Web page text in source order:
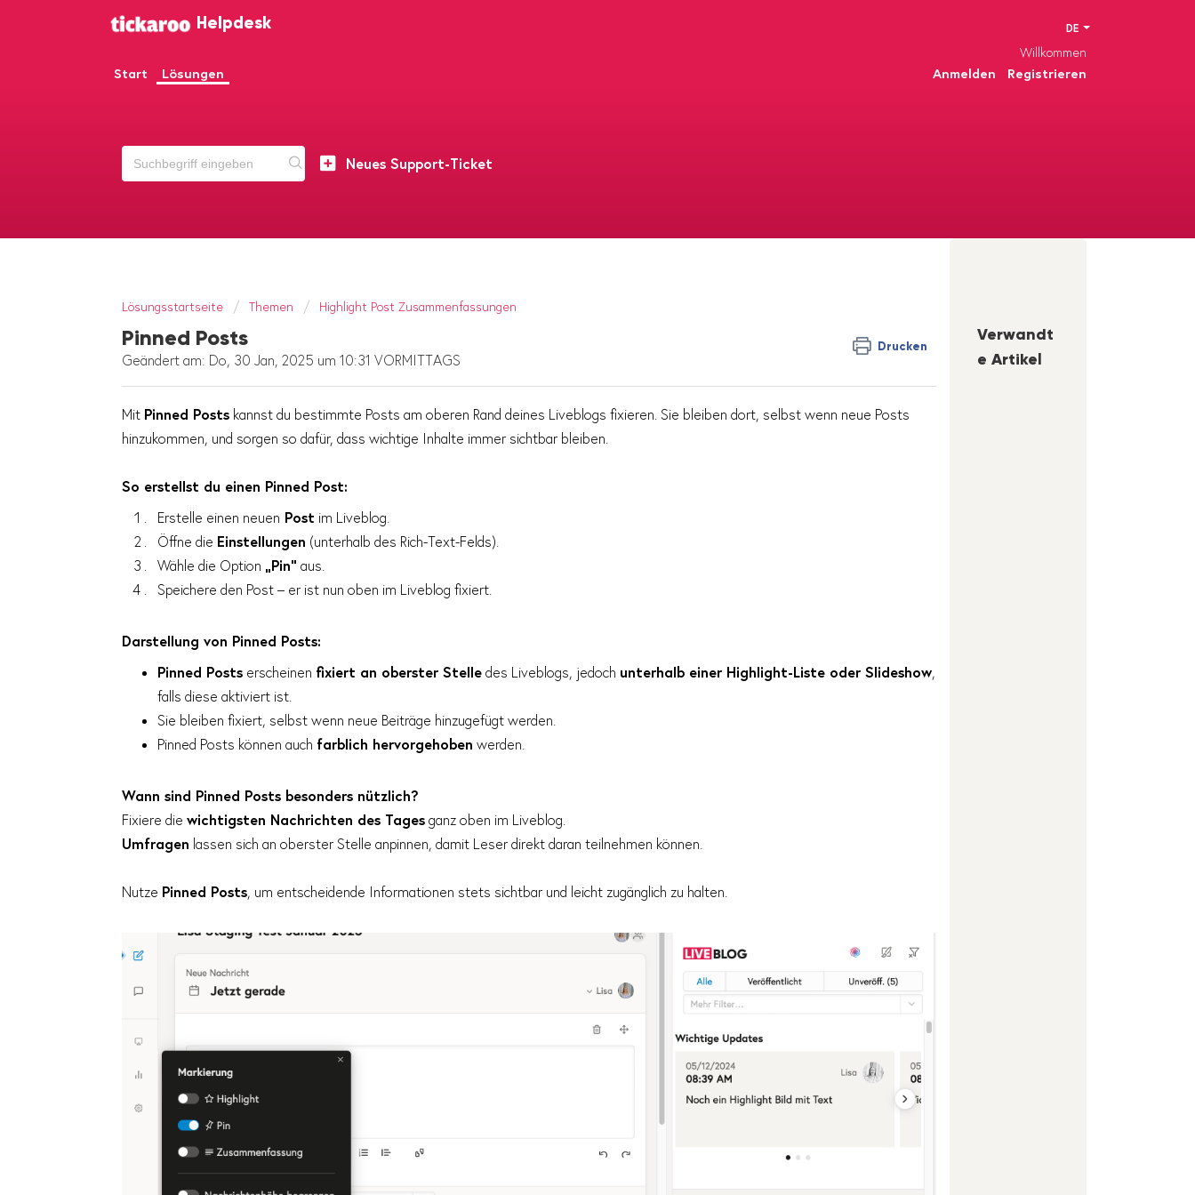
Helpdesk DE
Willkommen
Anmelden
Registrieren
Start Lösungen
Neues Support-Ticket
Lösungsstartseite Themen Highlight Post Zusammenfassungen
Pinned Posts Drucken
Geändert am: Do, 30 Jan, 2025 um 10:31 VORMITTAGS
Mit Pinned Posts kannst du bestimmte Posts am oberen Rand deines Liveblogs fixieren. Sie bleiben dort, selbst wenn neue Posts
hinzukommen, und sorgen so dafür, dass wichtige Inhalte immer sichtbar bleiben.
So erstellst du einen Pinned Post:
Erstelle einen neuen Post im Liveblog.
Öffne die Einstellungen (unterhalb des Rich-Text-Felds).
Wähle die Option „Pin“ aus.
Speichere den Post – er ist nun oben im Liveblog fixiert.
Darstellung von Pinned Posts:
Pinned Posts erscheinen fixiert an oberster Stelle des Liveblogs, jedoch unterhalb einer Highlight-Liste oder Slideshow,
falls diese aktiviert ist.
Sie bleiben fixiert, selbst wenn neue Beiträge hinzugefügt werden.
Pinned Posts können auch farblich hervorgehoben werden.
Wann sind Pinned Posts besonders nützlich?
Fixiere die wichtigsten Nachrichten des Tages ganz oben im Liveblog.
Umfragen lassen sich an oberster Stelle anpinnen, damit Leser direkt daran teilnehmen können.
Nutze Pinned Posts, um entscheidende Informationen stets sichtbar und leicht zugänglich zu halten.
Verwandt
e Artikel